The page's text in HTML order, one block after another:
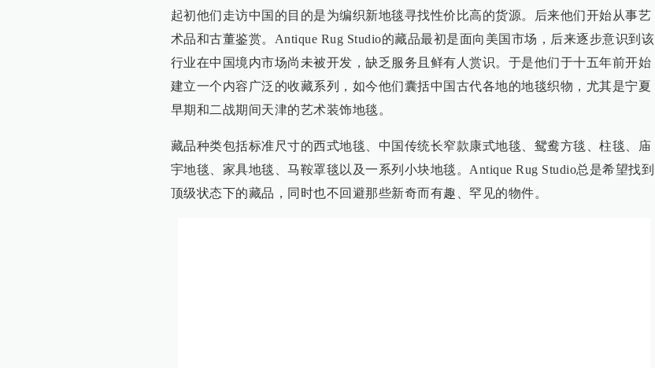
起初他们走访中国的目的是为编织新地毯寻找性价比高的货源。后来他们开始从事艺
术品和古董鉴赏。Antique Rug Studio的藏品最初是面向美国市场，后来逐步意识到该
行业在中国境内市场尚未被开发，缺乏服务且鲜有人赏识。于是他们于十五年前开始
建立一个内容广泛的收藏系列，如今他们囊括中国古代各地的地毯织物，尤其是宁夏
早期和二战期间天津的艺术装饰地毯。
藏品种类包括标准尺寸的西式地毯、中国传统长窄款康式地毯、鸳鸯方毯、柱毯、庙
宇地毯、家具地毯、马鞍罩毯以及一系列小块地毯。Antique Rug Studio总是希望找到
顶级状态下的藏品，同时也不回避那些新奇而有趣、罕见的物件。